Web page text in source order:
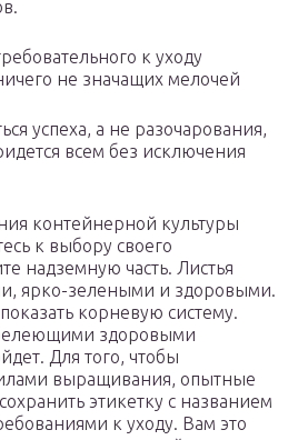
к уходу
не значащих мелочей
успеха, а не разочарования,
всем без исключения
контейнерной культуры
к выбору своего
надземную часть. Листья
ярко-зелеными и здоровыми.
корневую систему.
здоровыми
Для того, чтобы
выращивания, опытные
этикетку с названием
к уходу. Вам это